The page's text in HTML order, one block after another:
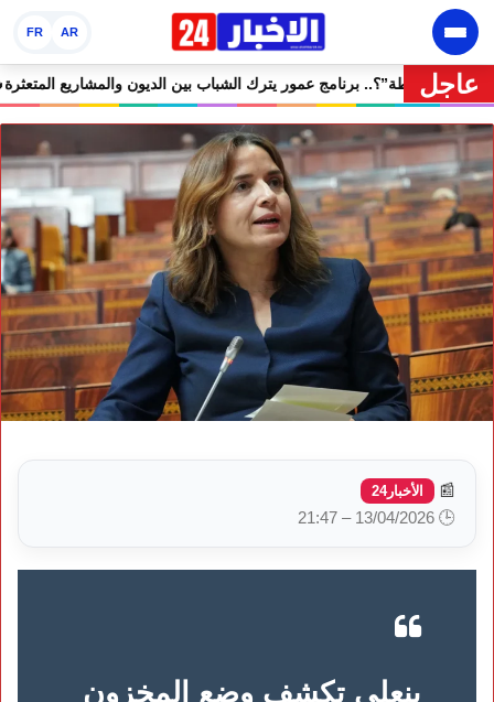
AR
FR
عاجل 🔥 “فرصة” أم “ورطة”؟.. برنامج عمور يترك الشباب بين
📰 الأخبار24
🕒 13/04/2026 – 21:47
بنعلي تكشف وضع المخزون